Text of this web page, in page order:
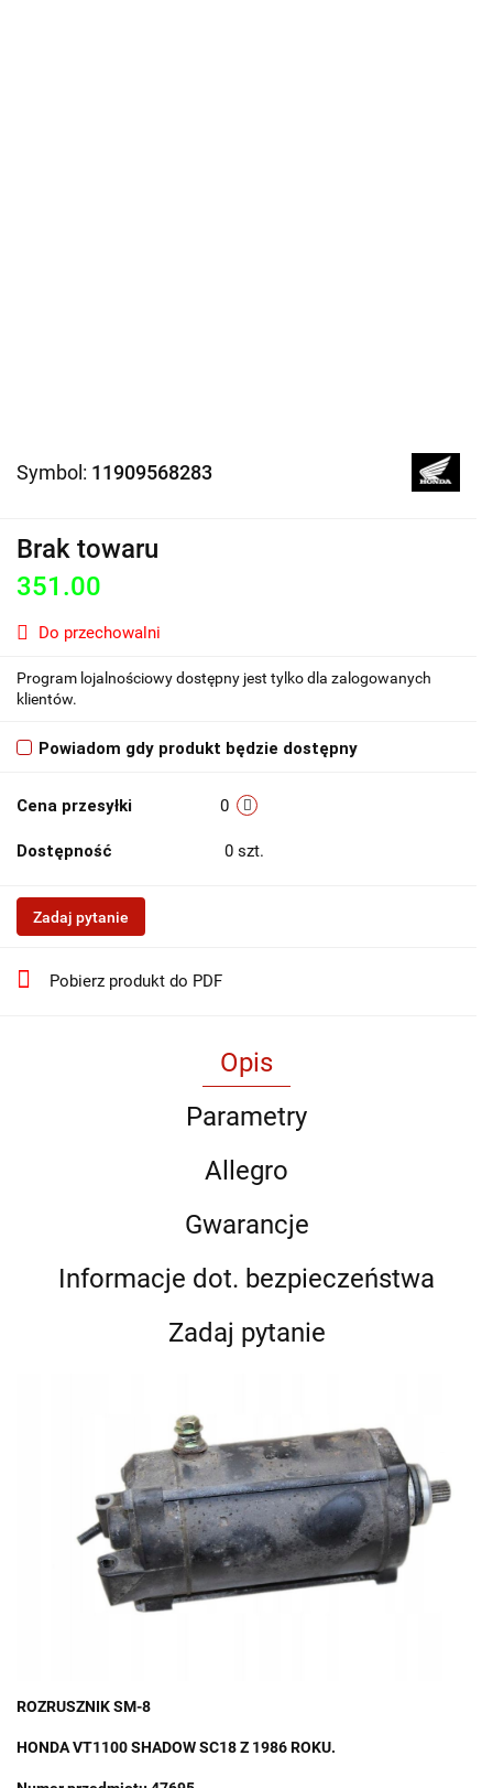
Symbol: 11909568283
Brak towaru
351.00
Do przechowalni
Program lojalnościowy dostępny jest tylko dla zalogowanych
klientów.
Powiadom gdy produkt będzie dostępny
Cena przesyłki 0
Dostępność 0 szt.
Zadaj pytanie
Pobierz produkt do PDF
Opis
Parametry
Allegro
Gwarancje
Informacje dot. bezpieczeństwa
Zadaj pytanie
ROZRUSZNIK SM-8
HONDA VT1100 SHADOW SC18Z 1986 ROKU.